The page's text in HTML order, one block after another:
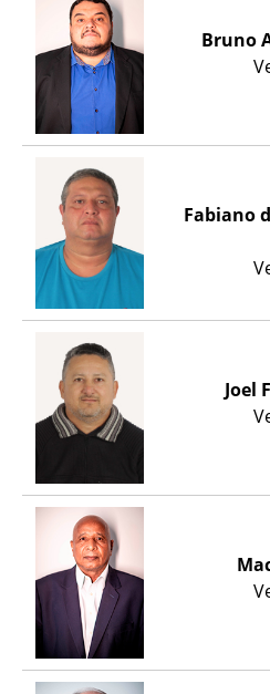
Bruno
Fabiano
Joel